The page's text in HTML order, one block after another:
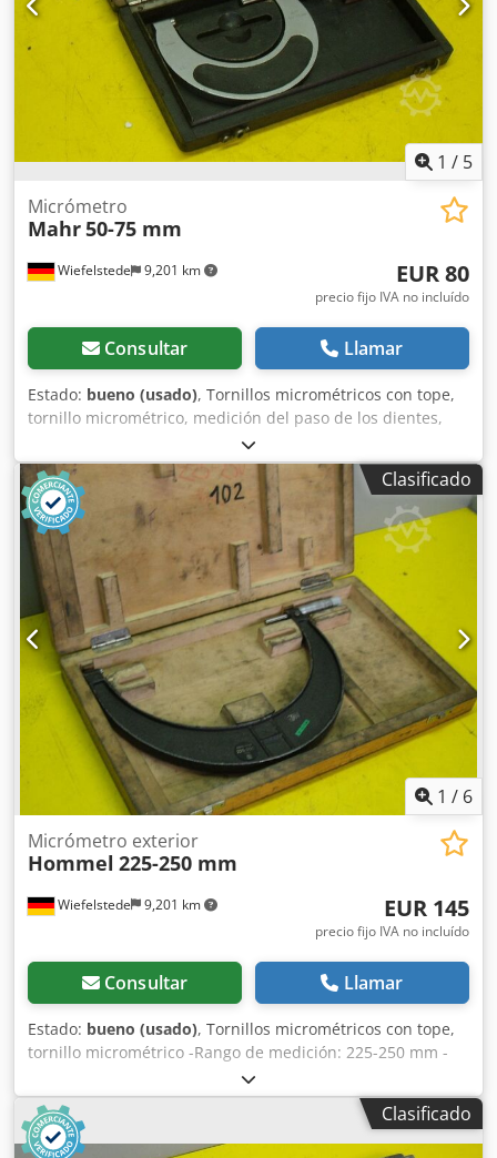
1 / 5
Wiefelstede 9,201 km
Micrómetro
Mahr50-75 mm
EUR 80
precio fijo IVA no incluído
Consultar Llamar
Estado: bueno (usado), Tornillos micrométricos con tope,
tornillo micrométrico, medición del paso de los dientes,
superficies de medición en forma de disco -Rango de
medición: 50-75 mm -Una vuelta del tambor equivale a: 0,5
mm Chjdjb A R Hyjpfx Alxsa -Sin dispositivo de bloqueo -
Grandes superficies de medición -Fuerza de medición: con
trinquete -Incluye: estuche -Calibración -Protector de
manos -Cantidad: también disponibles otros tamaños -
Peso: 0,7 kg
Clasificado
1 / 6
Wiefelstede 9,201 km
Micrómetro exterior
Hommel 225-250 mm
EUR 145
precio fijo IVA no incluído
Consultar Llamar
Estado: bueno (usado), Tornillos micrométricos con tope,
tornillo micrométrico -Rango de medición: 225-250 mm -
Una vuelta del tambor equivale a: 0,5 mm -Con dispositivo
de bloqueo -Fuerza de medición: trinquete -Protector de
manos -Cantidad: también disponibles otros tamaños
Csdpfx Ajb A I H Aolxoha -Peso: 2,5 kg
Clasificado